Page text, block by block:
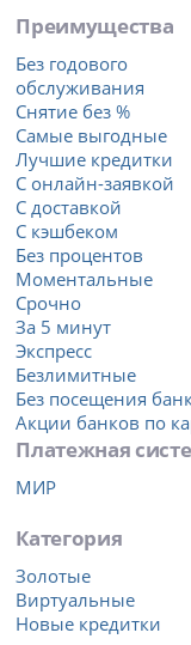
Преимущества
Без годового
обслуживания
Снятие без %
Самые выгодные
Лучшие кредитки
С онлайн-заявкой
С доставкой
С кэшбеком
Без процентов
Моментальные
Срочно
За 5 минут
Экспресс
Безлимитные
Без посещения
Акции банков по
Платежная
МИР
Категория
Золотые
Виртуальные
Новые кредитки